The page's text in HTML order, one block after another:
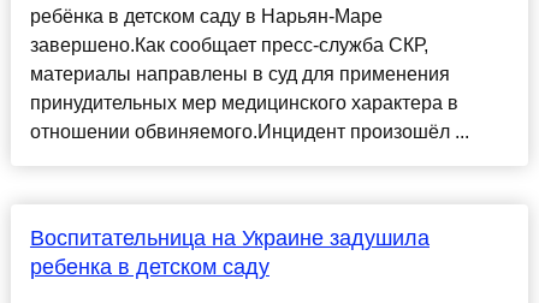
ребёнка в детском саду в Нарьян-Маре
завершено.Как сообщает пресс-служба СКР,
материалы направлены в суд для применения
принудительных мер медицинского характера в
отношении обвиняемого.Инцидент произошёл ...
Воспитательница на Украине задушила
ребенка в детском саду